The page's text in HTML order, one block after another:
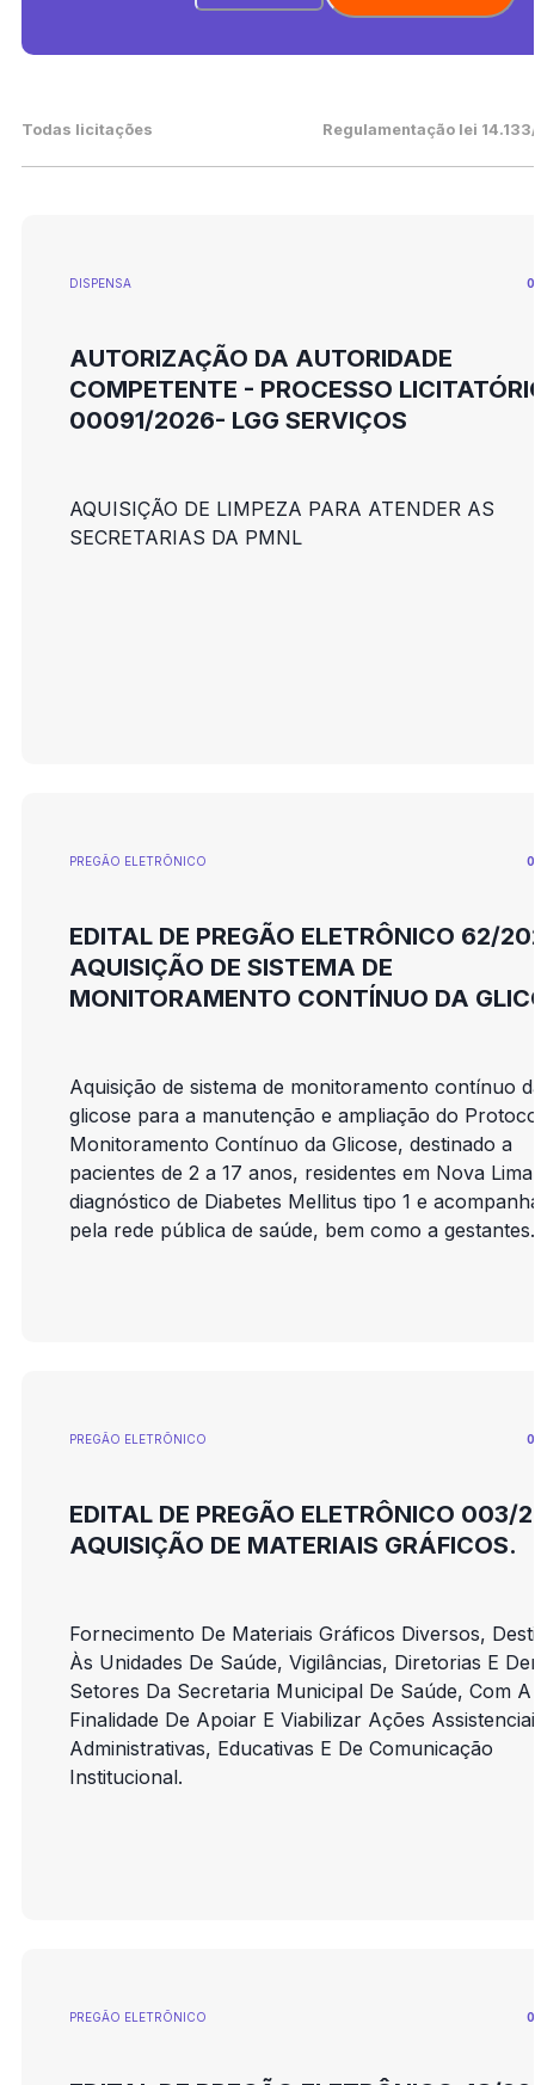
Todas licitações Regulamentação lei
DISPENSA
AUTORIZAÇÃO DA AUTORIDADE
COMPETENTE - PROCESSO
00091/2026- LGG SERVIÇOS
AQUISIÇÃO DE LIMPEZA PARA ATENDER AS
SECRETARIAS DA PMNL
PREGÃO ELETRÕNICO
EDITAL DE PREGÃO ELETRÔNICO 62/
AQUISIÇÃO DE SISTEMA DE
MONITORAMENTO CONTÍNUO DA
Aquisição de sistema de monitoramento contínuo
glicose para a manutenção e ampliação do
Monitoramento Contínuo da Glicose, destinado a
pacientes de 2 a 17 anos, residentes em Nova
diagnóstico de Diabetes Mellitus tipo 1 e
pela rede pública de saúde, bem como a gestantes
PREGÃO ELETRÕNICO
EDITAL DE PREGÃO ELETRÔNICO 003/
AQUISIÇÃO DE MATERIAIS GRÁFICOS.
Fornecimento De Materiais Gráficos Diversos,
Às Unidades De Saúde, Vigilâncias, Diretorias E
Setores Da Secretaria Municipal De Saúde, Com A
Finalidade De Apoiar E Viabilizar Ações
Administrativas, Educativas E De Comunicação
Institucional.
PREGÃO ELETRÕNICO